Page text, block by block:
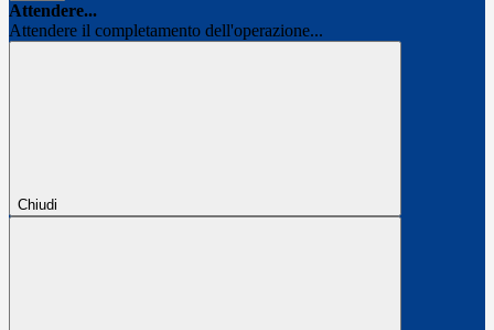
Attendere...
Attendere il completamento dell'operazione...
Chiudi